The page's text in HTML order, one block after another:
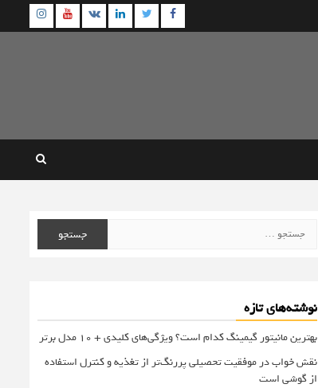
Facebook
Twitter
Linkedin
VK
برای:
نوشته‌های تازه
بهترین مانیتور گیمینگ کدام است؟ ویژگی‌های کلیدی + 10 مدل برتر
نقش خواب در موفقیت تحصیلی پررنگ‌تر از تغذیه و کنترل استفاده
از گوشی است